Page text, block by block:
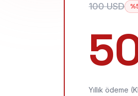
100 USD
Yıllık ödeme